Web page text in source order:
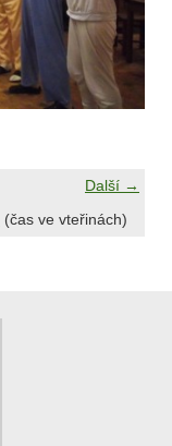
Další →
(čas ve vteřinách)